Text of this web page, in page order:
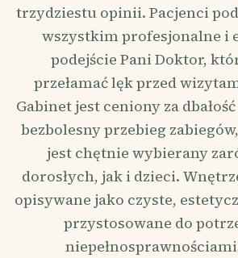
trzydziestu opinii. Pacjenci
wszystkim profesjonalne i
podejście Pani Doktor,
przełamać lęk przed
Gabinet jest ceniony za
bezbolesny przebieg
jest chętnie wybierany
dorosłych, jak i dzieci.
opisywane jako czyste,
przystosowane do